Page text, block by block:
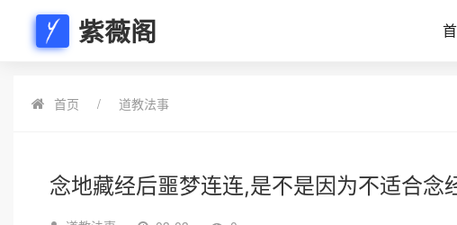
紫薇阁
首页 道教法事
念地藏经后噩梦连连,是不是因为不适合念